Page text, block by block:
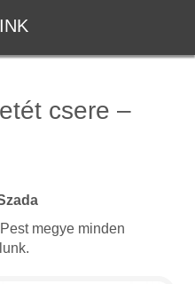
csere –
megye minden